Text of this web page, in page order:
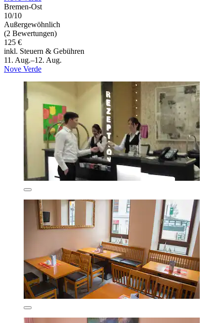
Bremen-Ost
10/10
Außergewöhnlich
(2 Bewertungen)
125 €
inkl. Steuern & Gebühren
11. Aug.–12. Aug.
Nove Verde